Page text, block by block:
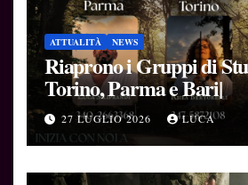
ATTUALITÀ NEWS
Riaprono i Gruppi di
Torino, Parma e Bari|
27 LUGLIO 2026 LUCA